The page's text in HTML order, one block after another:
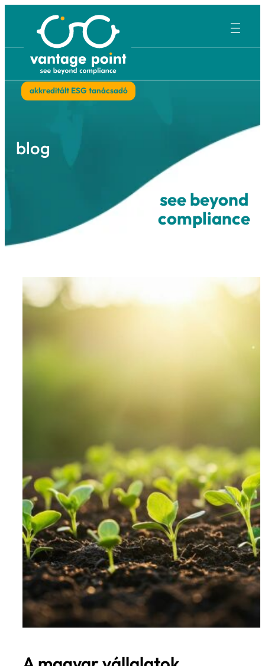
tartalomhoz
see